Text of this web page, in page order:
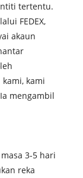
tertentu.
FEDEX,
akaun
kami
mengambil
3-5 hari
reka